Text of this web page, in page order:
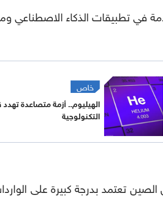
في تطبيقات الذكاء الاصطناعي
خاص
الهيليوم.. أزمة متصاعدة تهدد
التكنولوجية
الصين تعتمد بدرجة كبيرة على